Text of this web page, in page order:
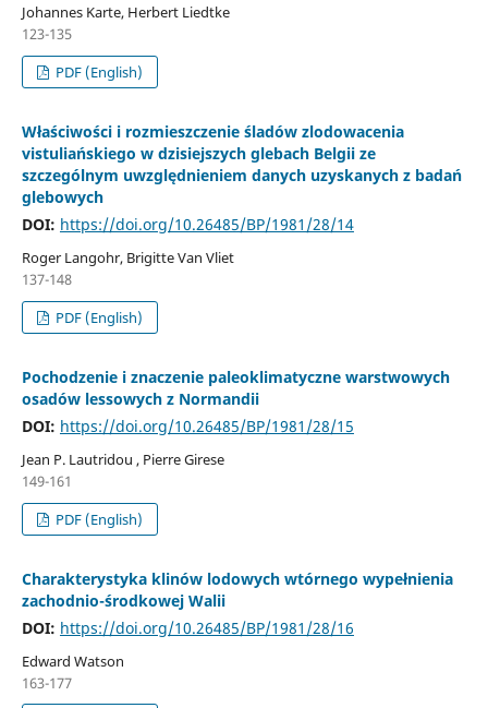
Johannes Karte, Herbert Liedtke
123-135
PDF (English)
Właściwości i rozmieszczenie śladów zlodowacenia
vistuliańskiego w dzisiejszych glebach Belgii ze
szczególnym uwzględnieniem danych uzyskanych z badań
glebowych
DOI: https://doi.org/10.26485/BP/1981/28/14
Roger Langohr, Brigitte Van Vliet
137-148
PDF (English)
Pochodzenie i znaczenie paleoklimatyczne warstwowych
osadów lessowych z Normandii
DOI: https://doi.org/10.26485/BP/1981/28/15
Jean P. Lautridou , Pierre Girese
149-161
PDF (English)
Charakterystyka klinów lodowych wtórnego wypełnienia
zachodnio-środkowej Walii
DOI: https://doi.org/10.26485/BP/1981/28/16
Edward Watson
163-177